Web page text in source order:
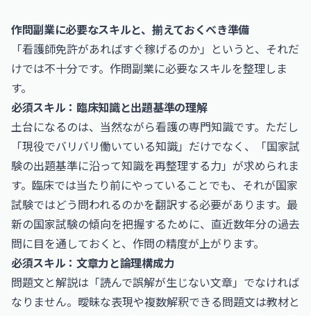
作問副業に必要なスキルと、揃えておくべき準備
「看護師免許があればすぐ稼げるのか」というと、それだ
けでは不十分です。作問副業に必要なスキルを整理しま
す。
必須スキル：臨床知識と出題基準の理解
土台になるのは、当然ながら看護の専門知識です。ただし
「現役でバリバリ働いている知識」だけでなく、「国家試
験の出題基準に沿って知識を再整理する力」が求められま
す。臨床では当たり前にやっていることでも、それが国家
試験ではどう問われるのかを翻訳する必要があります。最
新の国家試験の傾向を把握するために、直近数年分の過去
問に目を通しておくと、作問の精度が上がります。
必須スキル：文章力と論理構成力
問題文と解説は「読んで誤解が生じない文章」でなければ
なりません。曖昧な表現や複数解釈できる問題文は教材と